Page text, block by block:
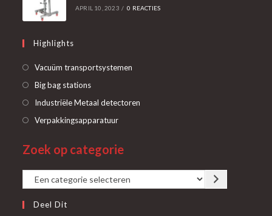
APRIL 10, 2023 / 0 REACTIES
Highlights
Vacuüm transportsystemen
Big bag stationsOpent
in
Industriële Metaal detectoren
VerpakkingsapparatuurOpent
een
tab
Zoek op categorie
Een
categorie
selecteren
Deel Dit